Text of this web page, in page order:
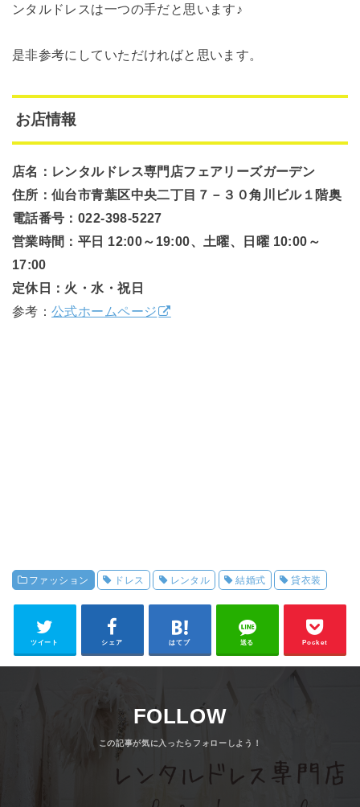
ンタルドレスは一つの手だと思います♪
是非参考にしていただければと思います。
お店情報
店名：レンタルドレス専門店フェアリーズガーデン
住所：仙台市青葉区中央二丁目７－３０角川ビル１階奥
電話番号：022-398-5227
営業時間：平日 12:00～19:00、土曜、日曜 10:00～
17:00
定休日：火・水・祝日
参考：公式ホームページ
ファッション ドレス レンタル 結婚式 貸衣装
ツイート シェア はてブ 送る Pocket
FOLLOW